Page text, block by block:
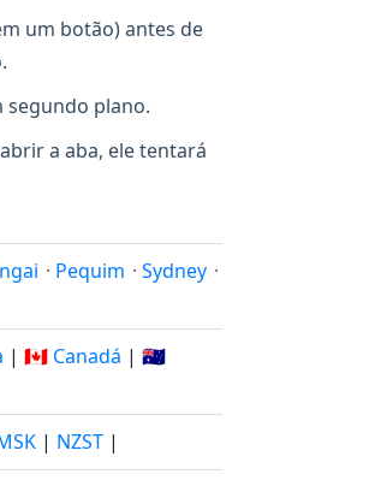
um botão) antes de
segundo plano.
a aba, ele tentará
· Pequim · Sydney ·
| 🇨🇦 Canadá | 🇦🇺
| NZST |